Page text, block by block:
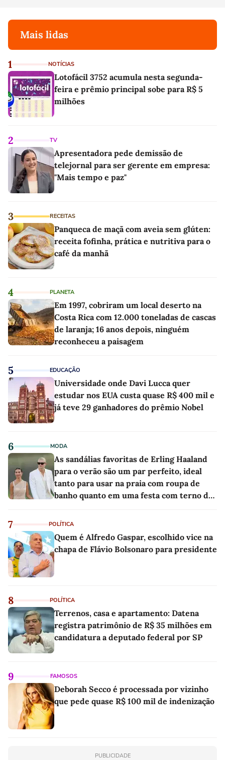
Mais lidas
1 NOTÍCIAS
Lotofácil 3752 acumula nesta segunda-
feira e prêmio principal sobe para R$ 5
milhões
2 TV
Apresentadora pede demissão de
telejornal para ser gerente em empresa:
"Mais tempo e paz"
3 RECEITAS
Panqueca de maçã com aveia sem glúten:
receita fofinha, prática e nutritiva para o
café da manhã
4 PLANETA
Em 1997, cobriram um local deserto na
Costa Rica com 12.000 toneladas de cascas
de laranja; 16 anos depois, ninguém
reconheceu a paisagem
5 EDUCAÇÃO
Universidade onde Davi Lucca quer
estudar nos EUA custa quase R$ 400 mil e
já teve 29 ganhadores do prêmio Nobel
6 MODA
As sandálias favoritas de Erling Haaland
para o verão são um par perfeito, ideal
tanto para usar na praia com roupa de
banho quanto em uma festa com terno de
7 POLÍTICA
Quem é Alfredo Gaspar, escolhido vice na
chapa de Flávio Bolsonaro para presidente
8 POLÍTICA
Terrenos, casa e apartamento: Datena
registra patrimônio de R$ 35 milhões em
candidatura a deputado federal por SP
9 FAMOSOS
Deborah Secco é processada por vizinho
que pede quase R$ 100 mil de indenização
PUBLICIDADE